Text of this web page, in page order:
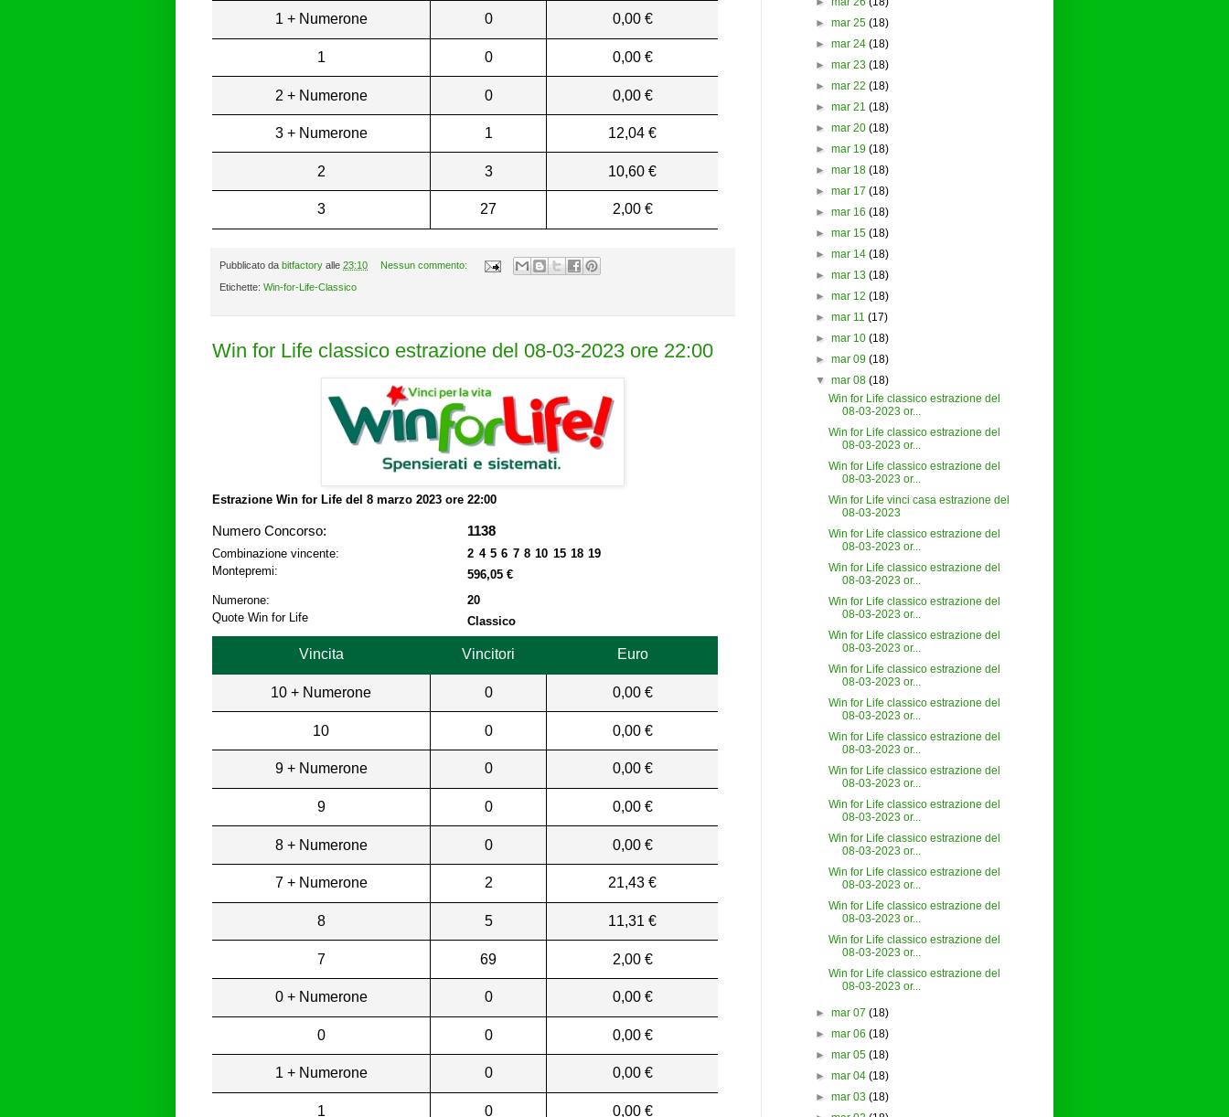
1 + Numerone 0 0,00 €
1 0 0,00 €
2 + Numerone 0 0,00 €
3 + Numerone 1 12,04 €
2 3 10,60 €
3 27 2,00 €
Pubblicato da bitfactory alle 23:10 Nessun commento:
Etichette: Win-for-Life-Classico
Win for Life classico estrazione del 08-03-2023 ore 22:00
Estrazione Win for Life del 8 marzo 2023 ore 22:00
Numero Concorso: 1138
Combinazione vincente:
2 4 5 6 7 8 10 15 18 19
Montepremi:
596,05 €
Numerone:
20
Quote Win for Life
Classico
Vincita Vincitori Euro
10 + Numerone 0 0,00 €
10 0 0,00 €
9 + Numerone 0 0,00 €
9 0 0,00 €
8 + Numerone 0 0,00 €
7 + Numerone 2 21,43 €
8 5 11,31 €
7 69 2,00 €
0 + Numerone 0 0,00 €
0 0 0,00 €
1 + Numerone 0 0,00 €
1 0 0,00 €
► mar 25 (18)
► mar 24 (18)
► mar 23 (18)
► mar 22 (18)
► mar 21 (18)
► mar 20 (18)
► mar 19 (18)
► mar 18 (18)
► mar 17 (18)
► mar 16 (18)
► mar 15 (18)
► mar 14 (18)
► mar 13 (18)
► mar 12 (18)
► mar 11 (17)
► mar 10 (18)
► mar 09 (18)
▼ mar 08 (18)
Win for Life classico estrazione del
08-03-2023 or...
Win for Life classico estrazione del
08-03-2023 or...
Win for Life classico estrazione del
08-03-2023 or...
Win for Life vinci casa estrazione del
08-03-2023
Win for Life classico estrazione del
08-03-2023 or...
Win for Life classico estrazione del
08-03-2023 or...
Win for Life classico estrazione del
08-03-2023 or...
Win for Life classico estrazione del
08-03-2023 or...
Win for Life classico estrazione del
08-03-2023 or...
Win for Life classico estrazione del
08-03-2023 or...
Win for Life classico estrazione del
08-03-2023 or...
Win for Life classico estrazione del
08-03-2023 or...
Win for Life classico estrazione del
08-03-2023 or...
Win for Life classico estrazione del
08-03-2023 or...
Win for Life classico estrazione del
08-03-2023 or...
Win for Life classico estrazione del
08-03-2023 or...
Win for Life classico estrazione del
08-03-2023 or...
Win for Life classico estrazione del
08-03-2023 or...
► mar 07 (18)
► mar 06 (18)
► mar 05 (18)
► mar 04 (18)
► mar 03 (18)